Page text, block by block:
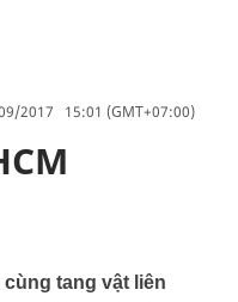
2017 15:01 (GMT+07:00)
cùng tang vật liên